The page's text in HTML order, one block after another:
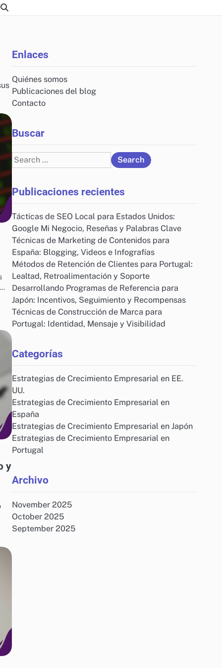
y
Enlaces
Quiénes somos
Publicaciones del blog
Contacto
Buscar
Search
for:
Publicaciones recientes
Tácticas de SEO Local para Estados Unidos:
Google Mi Negocio, Reseñas y Palabras Clave
Técnicas de Marketing de Contenidos para
España: Blogging, Videos e Infografías
Métodos de Retención de Clientes para Portugal:
Lealtad, Retroalimentación y Soporte
Desarrollando Programas de Referencia para
Japón: Incentivos, Seguimiento y Recompensas
Técnicas de Construcción de Marca para
Portugal: Identidad, Mensaje y Visibilidad
Categorías
Estrategias de Crecimiento Empresarial en EE.
UU.
Estrategias de Crecimiento Empresarial en
España
Estrategias de Crecimiento Empresarial en Japón
Estrategias de Crecimiento Empresarial en
Portugal
Archivo
November 2025
October 2025
September 2025